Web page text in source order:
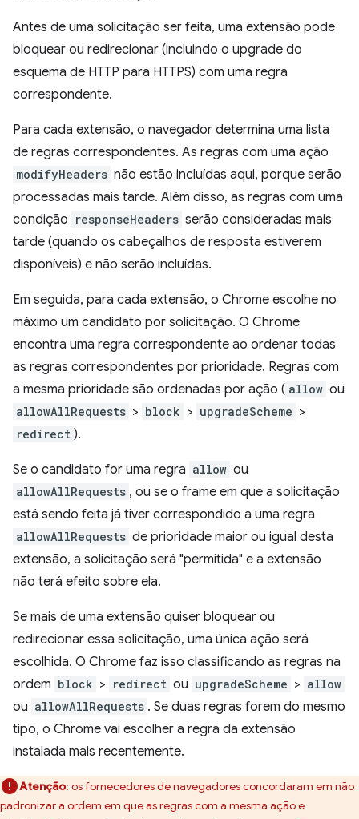
Antes de uma solicitação ser feita, uma extensão pode
bloquear ou redirecionar (incluindo o upgrade do
esquema de HTTP para HTTPS) com uma regra
correspondente.
Para cada extensão, o navegador determina uma lista
de regras correspondentes. As regras com uma ação
modifyHeaders não estão incluídas aqui, porque serão
processadas mais tarde. Além disso, as regras com uma
condição responseHeaders serão consideradas mais
tarde (quando os cabeçalhos de resposta estiverem
disponíveis) e não serão incluídas.
Em seguida, para cada extensão, o Chrome escolhe no
máximo um candidato por solicitação. O Chrome
encontra uma regra correspondente ao ordenar todas
as regras correspondentes por prioridade. Regras com
a mesma prioridade são ordenadas por ação ( allow ou
allowAllRequests > block > upgradeScheme >
redirect ).
Se o candidato for uma regra allow ou
allowAllRequests , ou se o frame em que a solicitação
está sendo feita já tiver correspondido a uma regra
allowAllRequests de prioridade maior ou igual desta
extensão, a solicitação será "permitida" e a extensão
não terá efeito sobre ela.
Se mais de uma extensão quiser bloquear ou
redirecionar essa solicitação, uma única ação será
escolhida. O Chrome faz isso classificando as regras na
ordem block > redirect ou upgradeScheme > allow
ou allowAllRequests . Se duas regras forem do mesmo
tipo, o Chrome vai escolher a regra da extensão
instalada mais recentemente.
Atenção: os fornecedores de navegadores concordaram em não
padronizar a ordem em que as regras com a mesma ação e